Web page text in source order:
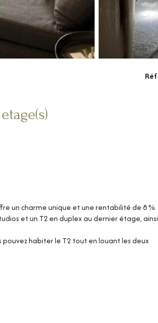
111 m² 3 etage(s)
Réf
un charme unique et une rentabilité de 8 %.
et un T2 en duplex au dernier étage, ainsi
pouvez habiter le T2 tout en louant les deux
aucun travaux. Saisissez l’opportunité
caractère !